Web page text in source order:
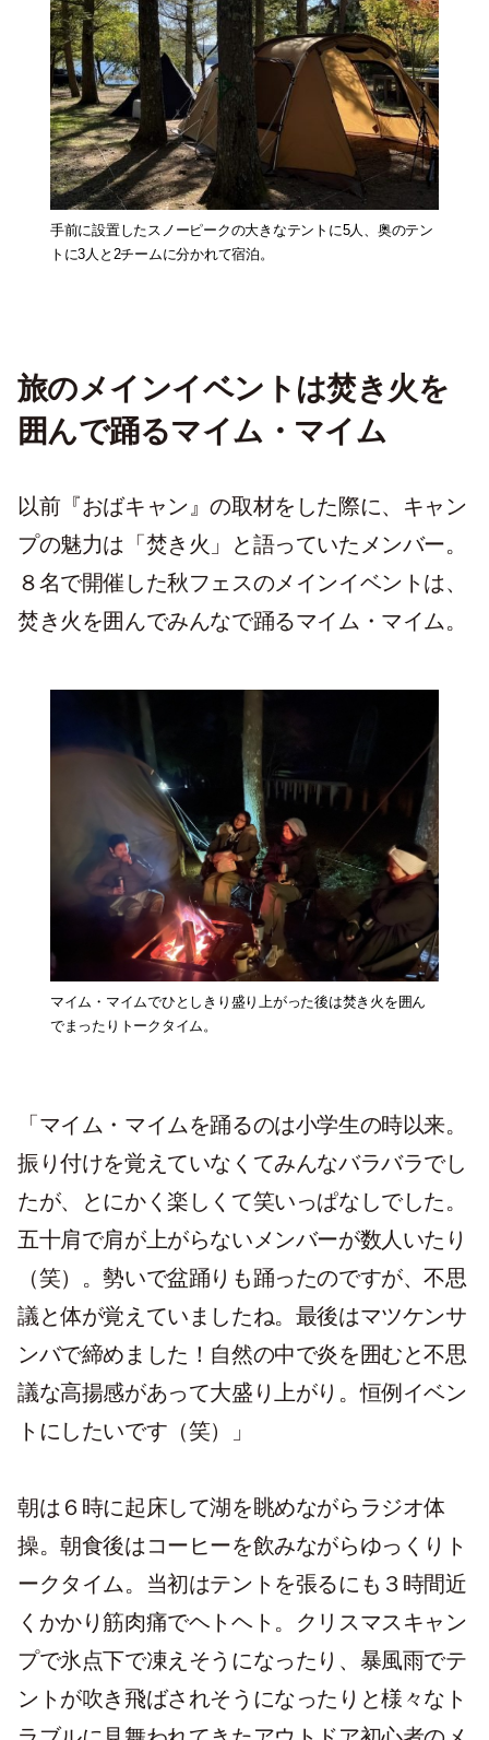
手前に設置したスノーピークの大きなテントに5人、奥のテン
トに3人と2チームに分かれて宿泊。
旅のメインイベントは焚き火を
囲んで踊るマイム・マイム
以前『おばキャン』の取材をした際に、キャン
プの魅力は「焚き火」と語っていたメンバー。
８名で開催した秋フェスのメインイベントは、
焚き火を囲んでみんなで踊るマイム・マイム。
マイム・マイムでひとしきり盛り上がった後は焚き火を囲ん
でまったりトークタイム。
「マイム・マイムを踊るのは小学生の時以来。
振り付けを覚えていなくてみんなバラバラでし
たが、とにかく楽しくて笑いっぱなしでした。
五十肩で肩が上がらないメンバーが数人いたり
（笑）。勢いで盆踊りも踊ったのですが、不思
議と体が覚えていましたね。最後はマツケンサ
ンバで締めました！自然の中で炎を囲むと不思
議な高揚感があって大盛り上がり。恒例イベン
トにしたいです（笑）」
朝は６時に起床して湖を眺めながらラジオ体
操。朝食後はコーヒーを飲みながらゆっくりト
ークタイム。当初はテントを張るにも３時間近
くかかり筋肉痛でヘトヘト。クリスマスキャン
プで氷点下で凍えそうになったり、暴風雨でテ
ントが吹き飛ばされそうになったりと様々なト